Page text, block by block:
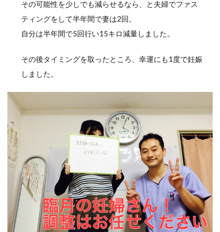
その可能性を少しでも減らせるなら、と夫婦でファス
ティングをして半年間で妻は2回。
自分は半年間で5回行い15キロ減量しました。
その後タイミングを取ったところ、幸運にも1度で妊娠
しました。